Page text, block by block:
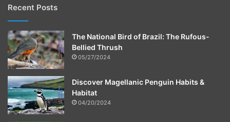
Recent Posts
The National Bird of Brazil: The Rufous-
Bellied Thrush
05/27/2024
Discover Magellanic Penguin Habits &
Habitat
04/20/2024